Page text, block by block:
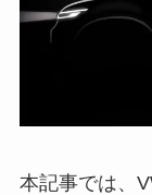
本記事では、